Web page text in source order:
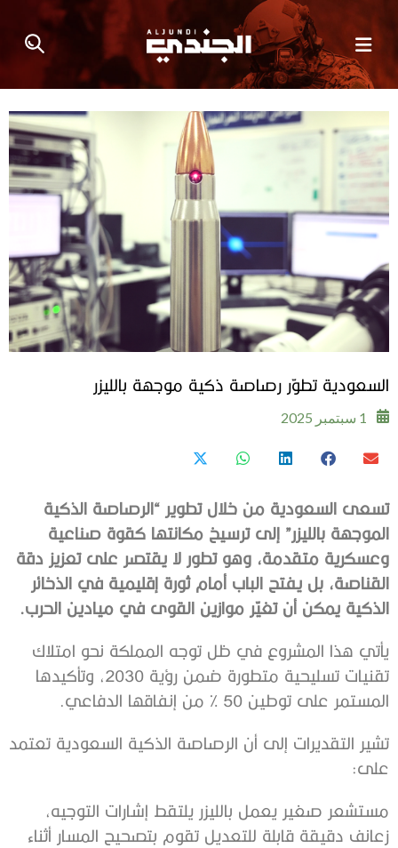
السعودية تطوّر رصاصة ذكية موجهة بالليزر
1 سبتمبر 2025
تسعى السعودية من خلال تطوير “الرصاصة الذكية
الموجهة بالليزر” إلى ترسيخ مكانتها كقوة صناعية
وعسكرية متقدمة، وهو تطور لا يقتصر على تعزيز دقة
القناصة، بل يفتح الباب أمام ثورة إقليمية في الذخائر
الذكية يمكن أن تغيّر موازين القوى في ميادين الحرب.
يأتي هذا المشروع في ظل توجه المملكة نحو امتلاك
تقنيات تسليحية متطورة ضمن رؤية 2030، وتأكيدها
المستمر على توطين 50 % من إنفاقها الدفاعي.
تشير التقديرات إلى أن الرصاصة الذكية السعودية تعتمد
على:
مستشعر صغير يعمل بالليزر يلتقط إشارات التوجيه،
زعانف دقيقة قابلة للتعديل تقوم بتصحيح المسار أثناء